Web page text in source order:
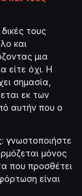
τους
και
μια
είτε όχι. Η
σημασία,
εκ των
αυτήν που ο
γνωστοποιήστε
μόνος
που προσθέτει
είναι